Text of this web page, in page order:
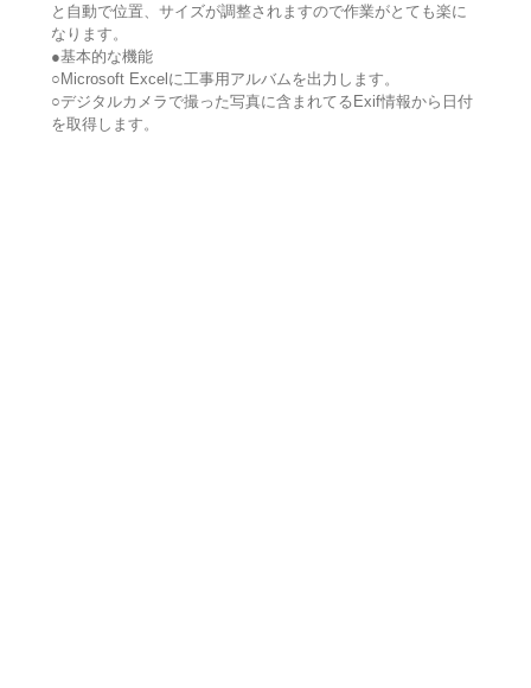
と自動で位置、サイズが調整されますので作業がとても楽に
なります。
●基本的な機能
○Microsoft Excelに工事用アルバムを出力します。
○デジタルカメラで撮った写真に含まれてるExif情報から日付
を取得します。